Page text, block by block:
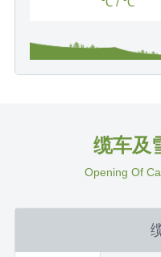
缆车及
Opening Of